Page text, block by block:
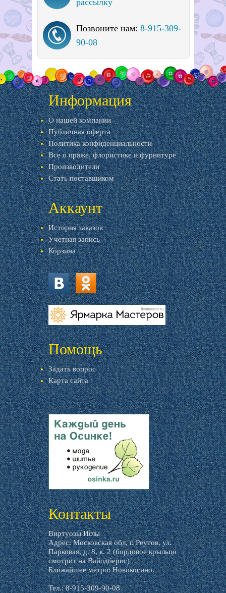
рассылку
Позвоните нам: 8-915-309-
90-08
Информация
О нашей компании
Публичная оферта
Политика конфиденциальности
Все о пряже, флористике и фурнитуре
Производители
Стать поставщиком
Аккаунт
История заказов
Учетная запись
Корзина
vk.com ok.ru
livemaster.ru
Помощь
Задать вопрос
Карта сайта
livemaster.ru
Контакты
Виртуозы Иглы
Адрес: Московская обл, г. Реутов, ул.
Парковая, д. 8, к. 2 (бордовое крыльцо
смотрит на Вайлдберис)
Ближайшее метро: Новокосино.
Тел.: 8-915-309-90-08